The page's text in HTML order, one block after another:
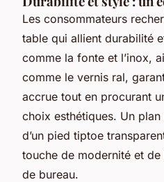
Les consommateurs
table qui allient durabilité
comme la fonte et l’inox,
comme le vernis ral,
accrue tout en procurant
choix esthétiques. Un
d’un pied tiptoe
touche de modernité et
de bureau.